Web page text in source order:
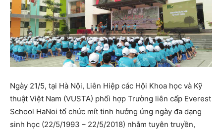
Ngày 21/5, tại Hà Nội, Liên Hiệp các Hội Khoa học và Kỹ
thuật Việt Nam (VUSTA) phối hợp Trường liên cấp Everest
School HaNoi tổ chức mít tinh hưởng ứng ngày đa dạng
sinh học (22/5/1993 – 22/5/2018) nhằm tuyên truyền,